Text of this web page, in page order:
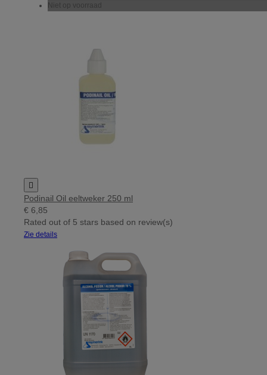
Niet op voorraad

Podinail Oil eeltweker 250 ml
€ 6,85
Rated out of 5 stars based on review(s)
Zie details